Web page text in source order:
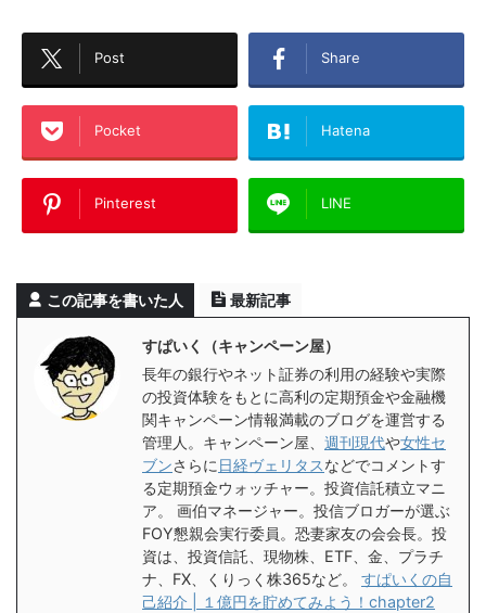
Post Share
Pocket Hatena
Pinterest LINE
この記事を書いた人 最新記事
すぱいく（キャンペーン屋）
長年の銀行やネット証券の利用の経験や実際
の投資体験をもとに高利の定期預金や金融機
関キャンペーン情報満載のブログを運営する
管理人。キャンペーン屋、 週刊現代や女性セ
ブンさらに 日経ヴェリタスなどでコメントす
る定期預金ウォッチャー。投資信託積立マニ
ア。 画伯マネージャー。投信ブロガーが選ぶ
FOY懇親会実行委員。恐妻家友の会会長。投
資は、投資信託、現物株、ETF、金、プラチ
ナ、FX、くりっく株365など。 すぱいくの自
己紹介 | １億円を貯めてみよう！chapter2